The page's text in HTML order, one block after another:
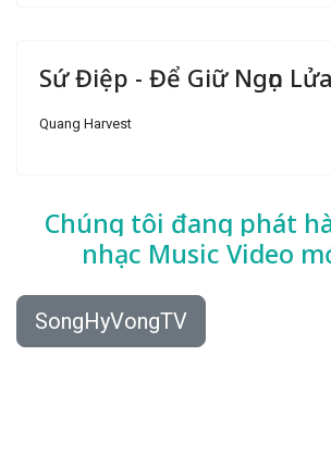
Sứ Điệp - Để Giữ Ngọn
Quang Harvest
Chúng tôi đang phát
nhạc Music Video
SongHyVongTV